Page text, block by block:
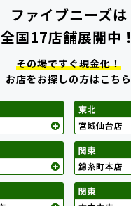
ファイブニーズは
全国17店舗展開中！
その場ですぐ現金化！
お店をお探しの方はこちら